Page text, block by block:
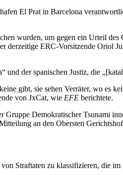
El Prat in Barcelona
wurden, um gegen ein Urteil
ERC-Vorsitzende Oriol
der spanischen Justiz, die
gibt, sie sehen Verräter, wo es
von JxCat, wie EFE berichtete.
Demokratischer Tsunami
an den Obersten
Straftaten zu klassifizieren, die